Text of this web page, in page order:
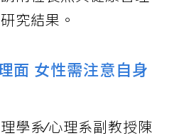
究結果。
面 女性需注意自身
學系⁄心理系副教授陳